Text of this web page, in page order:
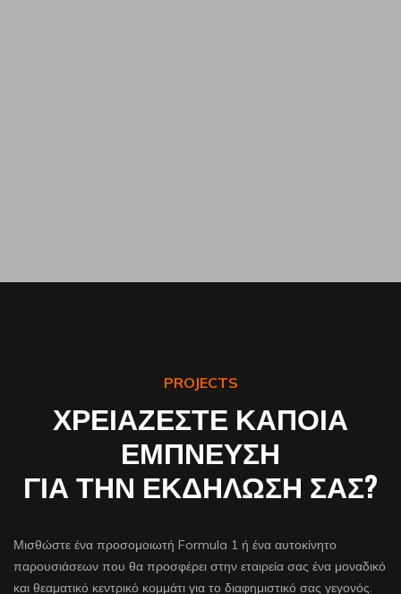
PROJECTS
ΧΡΕΙΑΖΕΣΤΕ ΚΑΠΟΙΑ
ΕΜΠΝΕΥΣΗ
ΓΙΑ ΤΗΝ ΕΚΔΗΛΩΣΗ ΣΑΣ?
Μισθώστε ένα προσομοιωτή Formula 1 ή ένα αυτοκίνητο
παρουσιάσεων που θα προσφέρει στην εταιρεία σας ένα μοναδικό
και θεαματικό κεντρικό κομμάτι για το διαφημιστικό σας γεγονός.